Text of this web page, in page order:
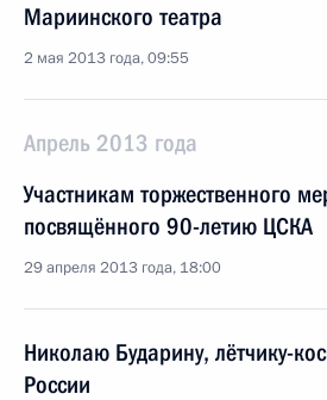
Мариинского театра
2 мая 2013 года, 09:55
Апрель 2013 года
Участникам торжественного
посвящённого 90-летию ЦСКА
29 апреля 2013 года, 18:00
Николаю Бударину, лётчику-
России